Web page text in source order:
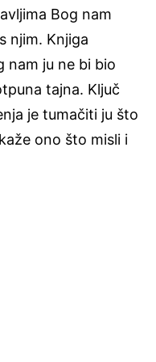
Bog nam
njim. Knjiga
nam ju ne bi bio
tajna. Ključ
je tumačiti ju što
ono što misli i